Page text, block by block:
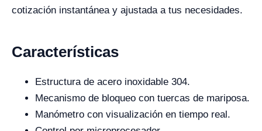
cotización instantánea y ajustada a tus necesidades.
Características
Estructura de acero inoxidable 304.
Mecanismo de bloqueo con tuercas de mariposa.
Manómetro con visualización en tiempo real.